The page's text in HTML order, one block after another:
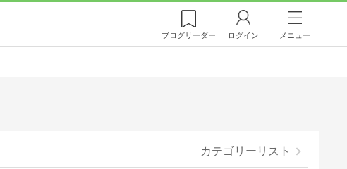
ブログリーダー ログイン メニュー
カテゴリーリスト